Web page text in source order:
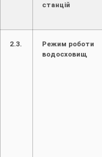
станцій
2.3.
Режим роботи
водосховищ